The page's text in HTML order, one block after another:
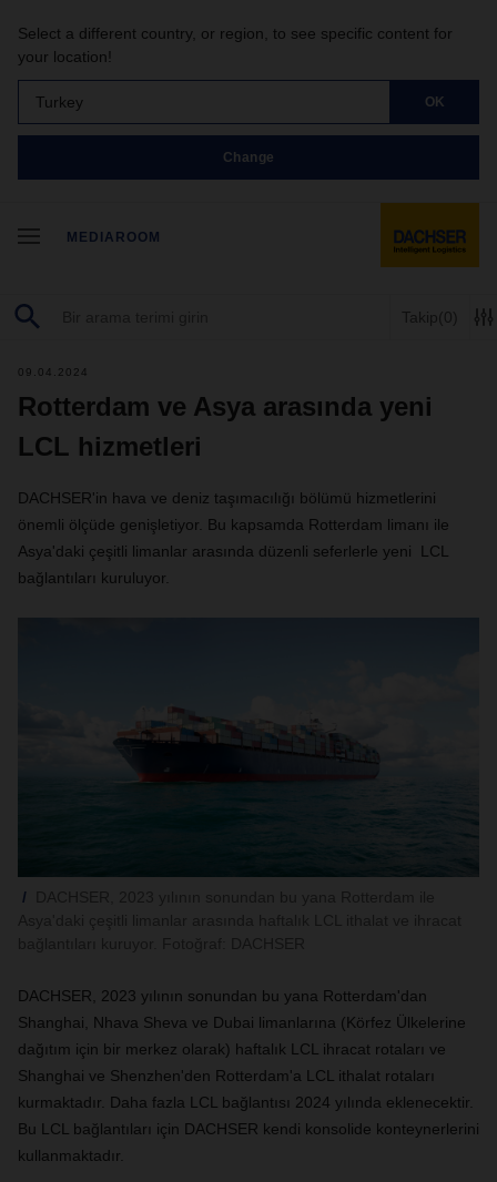
Select a different country, or region, to see specific content for
your location!
Turkey OK
Change
MEDIAROOM
Takip(0)
09.04.2024
Rotterdam ve Asya arasında yeni
LCL hizmetleri
DACHSER'in hava ve deniz taşımacılığı bölümü hizmetlerini
önemli ölçüde genişletiyor. Bu kapsamda Rotterdam limanı ile
Asya'daki çeşitli limanlar arasında düzenli seferlerle yeni LCL
bağlantıları kuruluyor.
DACHSER, 2023 yılının sonundan bu yana Rotterdam'dan
Shanghai, Nhava Sheva ve Dubai limanlarına (Körfez Ülkelerine
dağıtım için bir merkez olarak) haftalık LCL ihracat rotaları ve
Shanghai ve Shenzhen'den Rotterdam'a LCL ithalat rotaları
kurmaktadır. Daha fazla LCL bağlantısı 2024 yılında eklenecektir.
Bu LCL bağlantıları için DACHSER kendi konsolide konteynerlerini
kullanmaktadır.